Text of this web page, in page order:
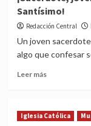
Celebramos
a
San
Vianey,
patrono
y
Santísimo!
Redacción Central
Un joven
algo que confesar
Leer másRead
joven
Iglesia Católica